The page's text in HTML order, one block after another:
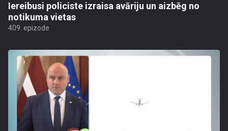
Iereibusi policiste izraisa avāriju un aizbēg no
notikuma vietas
409. epizode